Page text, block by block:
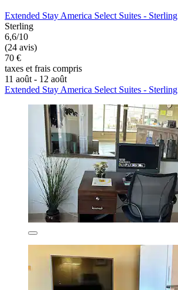
Extended Stay America Select Suites - Sterling
Sterling
6,6/10
(24 avis)
70 €
taxes et frais compris
11 août - 12 août
Extended Stay America Select Suites - Sterling